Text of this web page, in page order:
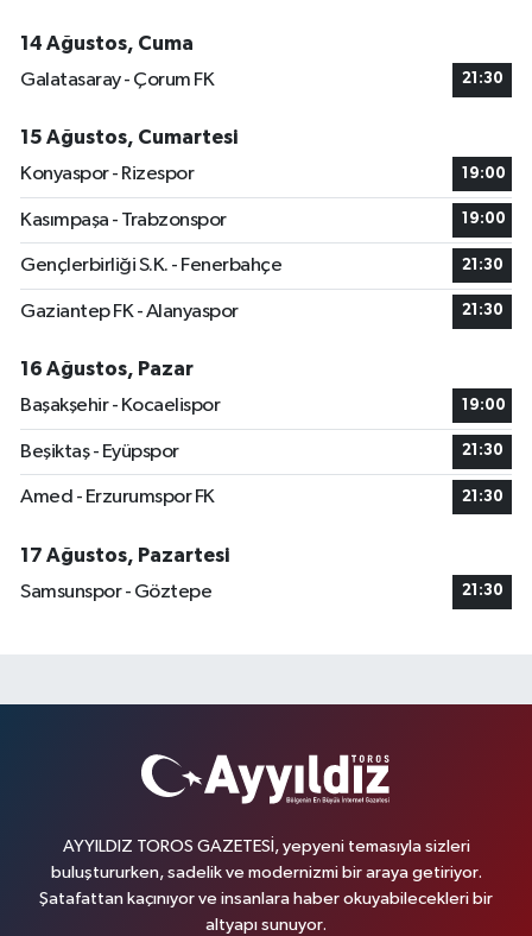
14 Ağustos, Cuma
Galatasaray - Çorum FK
21:30
15 Ağustos, Cumartesi
Konyaspor - Rizespor
19:00
Kasımpaşa - Trabzonspor 19:00
Gençlerbirliği S.K. - Fenerbahçe 21:30
Gaziantep FK - Alanyaspor 21:30
16 Ağustos, Pazar
Başakşehir - Kocaelispor
19:00
Beşiktaş - Eyüpspor 21:30
Amed - Erzurumspor FK 21:30
17 Ağustos, Pazartesi
Samsunspor - Göztepe
21:30
AYYILDIZ TOROS GAZETESİ, yepyeni temasıyla sizleri
buluştururken, sadelik ve modernizmi bir araya getiriyor.
Şatafattan kaçınıyor ve insanlara haber okuyabilecekleri bir
altyapı sunuyor.